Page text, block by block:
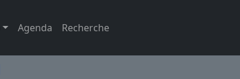
Agenda Recherche